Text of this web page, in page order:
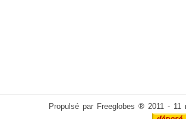
Propulsé par Freeglobes ® 2011 -